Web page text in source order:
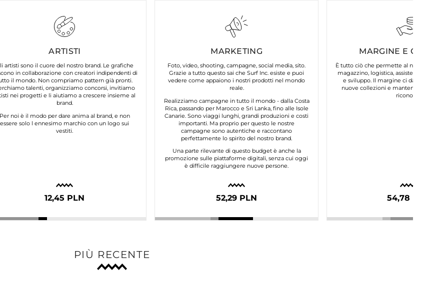
ARTISTI
artisti sono il cuore del nostro brand. Le grafiche
in collaborazione con creatori indipendenti di
il mondo. Non compriamo pattern già pronti.
talenti, organizziamo concorsi, invitiamo
nei progetti e li aiutiamo a crescere insieme al
brand.
noi è il modo per dare anima al brand, e non
essere solo l ennesimo marchio con un logo sui
vestiti.
12,45 PLN
MARKETING
Foto, video, shooting, campagne, social media, sito.
Grazie a tutto questo sai che Surf Inc. esiste e puoi
vedere come appaiono i nostri prodotti nel mondo
reale.
Realizziamo campagne in tutto il mondo - dalla Costa
Rica, passando per Marocco e Sri Lanka, fino alle Isole
Canarie. Sono viaggi lunghi, grandi produzioni e costi
importanti. Ma proprio per questo le nostre
campagne sono autentiche e raccontano
perfettamente lo spirito del nostro brand.
Una parte rilevante di questo budget è anche la
promozione sulle piattaforme digitali, senza cui oggi
è difficile raggiungere nuove persone.
52,29 PLN
MARGINE E COSTI
È tutto ciò che permette al nostro brand
magazzino, logistica, assistenza clienti,
e sviluppo. Il margine ci dà la
nuove collezioni e mantenere la
riconosci.
54,78 PLN
PIÙ RECENTE